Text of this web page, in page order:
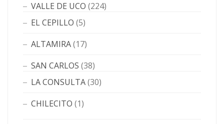
VALLE DE UCO (224)
EL CEPILLO (5)
ALTAMIRA(17)
SAN CARLOS (38)
LA CONSULTA(30)
CHILECITO (1)